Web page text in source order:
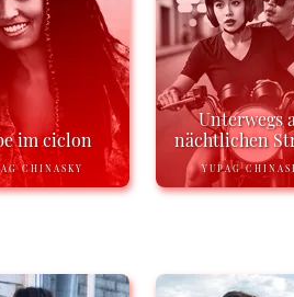
im ciclon
CHINASKY
Unterwegs
nächtlichen
YUPAG